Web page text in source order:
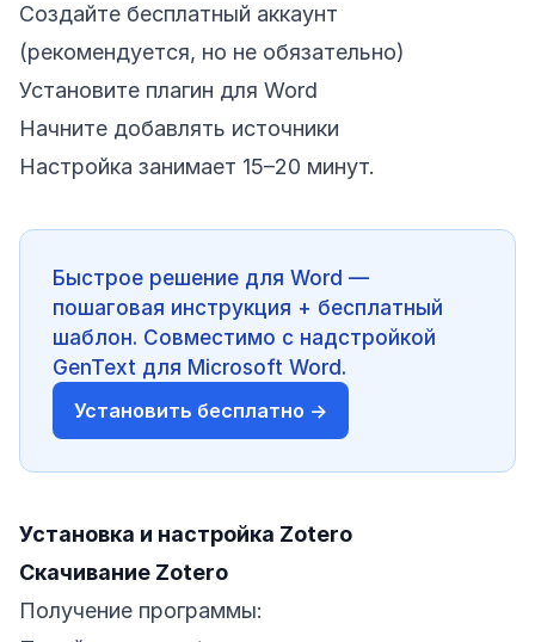
Создайте бесплатный аккаунт
(рекомендуется, но не обязательно)
Установите плагин для Word
Начните добавлять источники
Настройка занимает 15–20 минут.
Быстрое решение для Word —
пошаговая инструкция + бесплатный
шаблон. Совместимо с надстройкой
GenText для Microsoft Word.
Установить бесплатно →
Установка и настройка Zotero
Скачивание Zotero
Получение программы: